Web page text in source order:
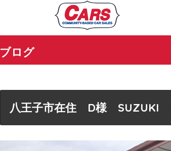
ブログ
八王子市在住 D様 SUZUKI